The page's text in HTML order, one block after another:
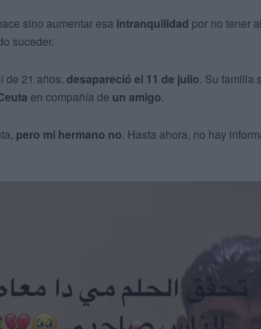
sino aumentar esa intranquilidad por no tener
suceder.
de 21 años, desapareció el 11 de julio. Su familia
en compañía de un amigo.
pero mi hermano no. Hasta ahora, no hay